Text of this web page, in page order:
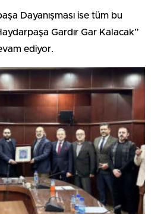
Dayanışması ise tüm bu
Gardır Gar Kalacak”
ediyor.